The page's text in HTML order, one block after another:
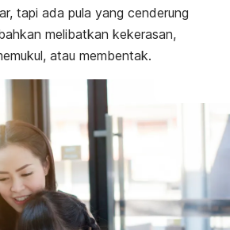
tapi ada pula yang cenderung
melibatkan kekerasan,
atau membentak.